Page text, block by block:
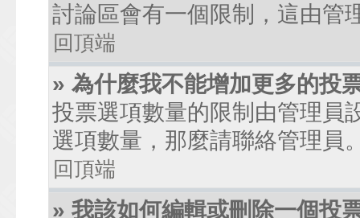
討論區會有一個限制，這由管
回頂端
» 為什麼我不能增加更多的投
投票選項數量的限制由管理員
選項數量，那麼請聯絡管理員
回頂端
» 我該如何編輯或刪除一個投